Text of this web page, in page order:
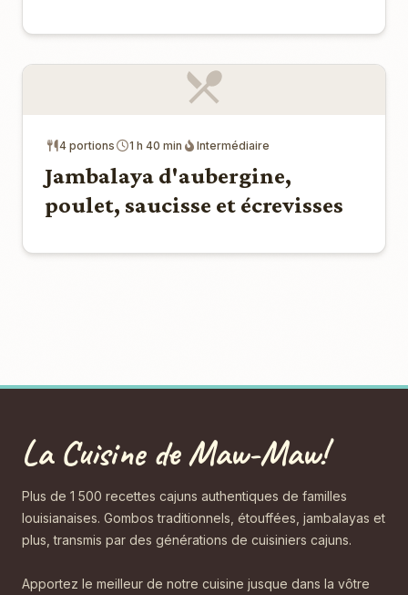
4 portions 1 h 40 min Intermédiaire
Jambalaya d'aubergine,
poulet, saucisse et écrevisses
La Cuisine de Maw-Maw!
Plus de 1 500 recettes cajuns authentiques de familles
louisianaises. Gombos traditionnels, étouffées, jambalayas et
plus, transmis par des générations de cuisiniers cajuns.
Apportez le meilleur de notre cuisine jusque dans la vôtre